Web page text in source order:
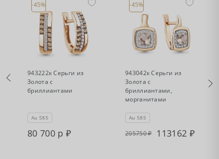
-45%
943222к Серьги из
Золота с
бриллиантами
Au 585
80 700 р
-45%
943042к Серьги из
Золота с
бриллиантами,
морганитами
Au 585
205750 113162